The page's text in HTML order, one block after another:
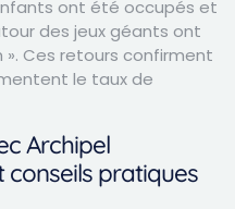
ont été occupés et
des jeux géants ont
Ces retours confirment
le taux de
Archipel
conseils pratiques